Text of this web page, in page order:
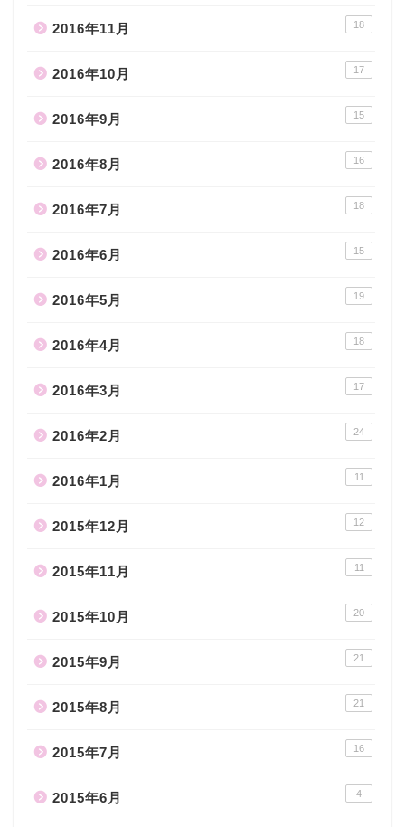
2016年11月 18
2016年10月 17
2016年9月 15
2016年8月 16
2016年7月 18
2016年6月 15
2016年5月 19
2016年4月 18
2016年3月 17
2016年2月 24
2016年1月 11
2015年12月 12
2015年11月 11
2015年10月 20
2015年9月 21
2015年8月 21
2015年7月 16
2015年6月 4